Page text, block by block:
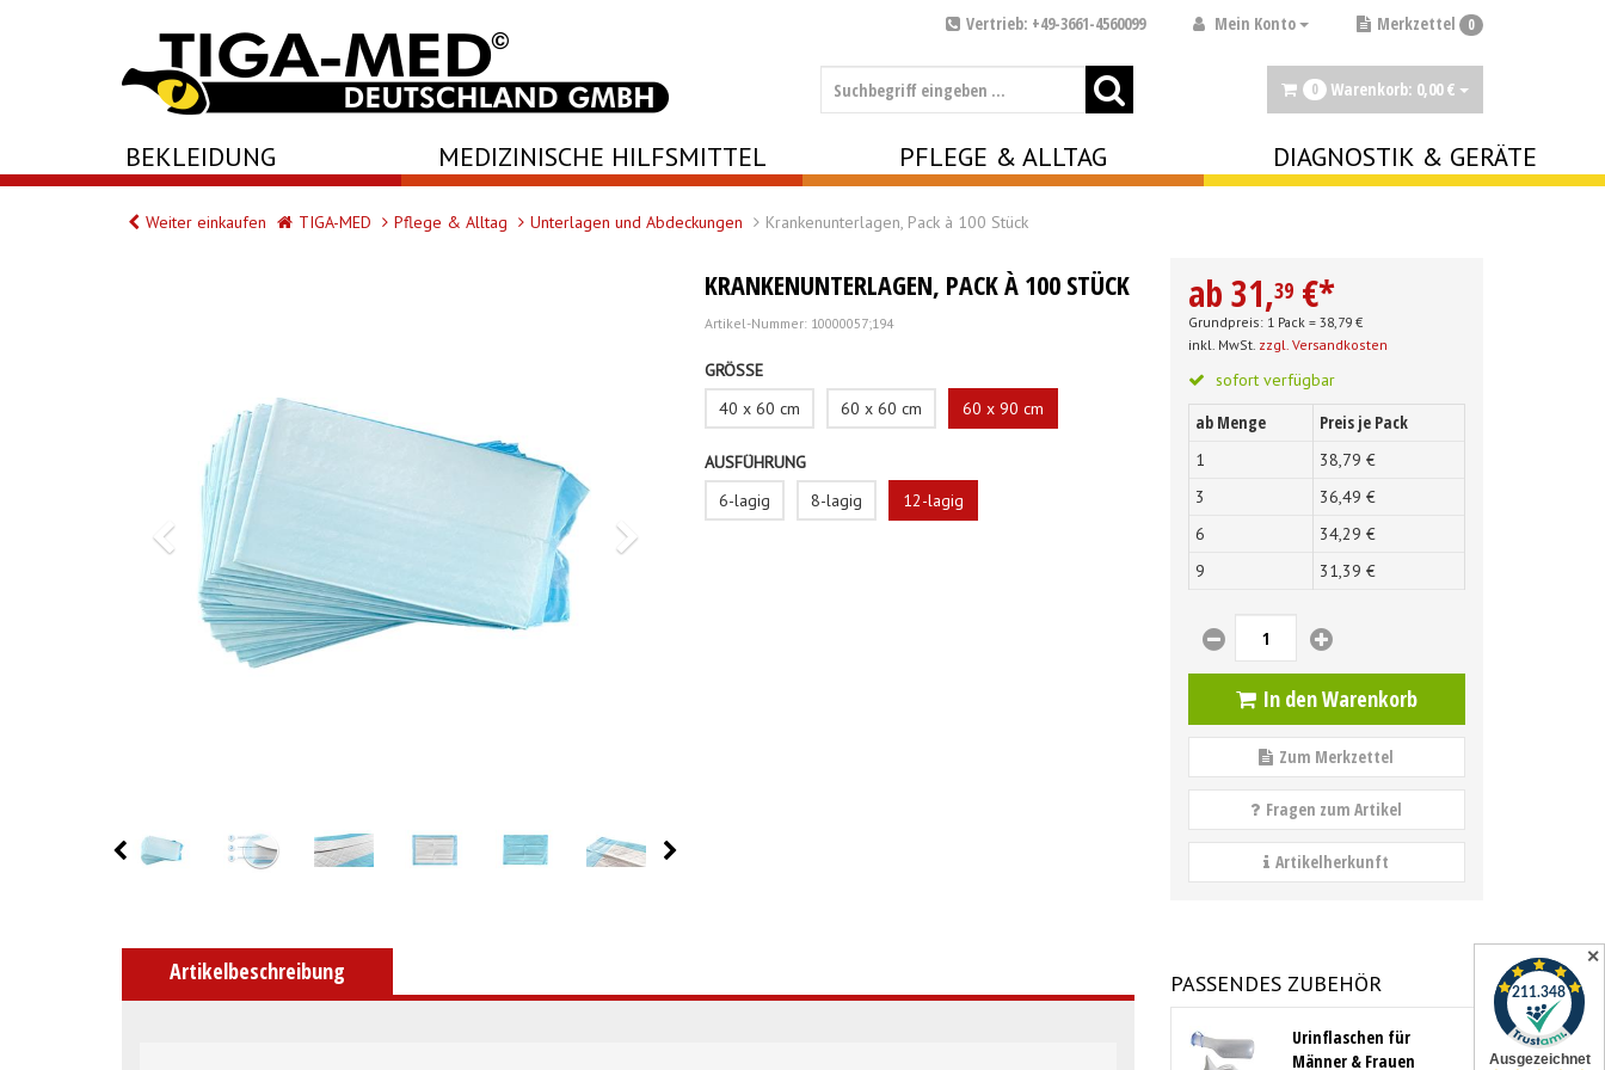
✕
Merkzettel 0
Mein Konto
Vertrieb: +49-3661-4560099
0 Warenkorb: 0,00 €
BEKLEIDUNG MEDIZINISCHE HILFSMITTEL PFLEGE & ALLTAG DIAGNOSTIK & GERÄTE
Weiter einkaufen TIGA-MED Pflege & Alltag Unterlagen und Abdeckungen Krankenunterlagen, Pack à 100 Stück
KRANKENUNTERLAGEN, PACK À 100 STÜCK
Artikel-Nummer: 10000057;194
GRÖSSE
40 x 60 cm
60 x 60 cm 60 x 90 cm
AUSFÜHRUNG
6-lagig
8-lagig 12-lagig
ab31,39 €*
Grundpreis: 1 Pack = 38,79 €
inkl. MwSt. zzgl. Versandkosten
sofort verfügbar
ab Menge Preis je Pack
1 38,79 €
3
36,49 €
6
34,29 €
9
31,39 €
In den Warenkorb
Zum Merkzettel
Fragen zum Artikel
Artikelherkunft
Artikelbeschreibung PASSENDES ZUBEHÖR
Urinflaschen für
Männer & Frauen